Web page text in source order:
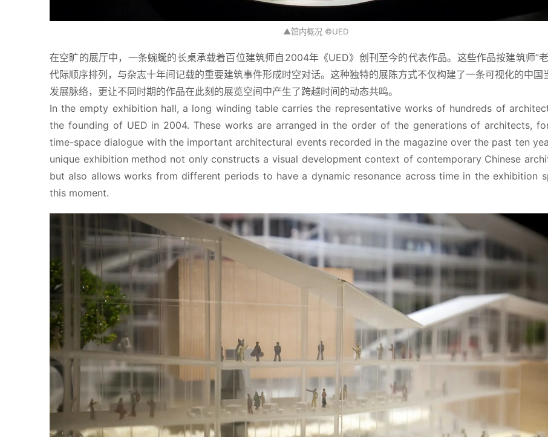
▲馆内概况 ©UED
在空旷的展厅中，一条蜿蜒的长桌承载着百位建筑师自2004年《UED》创刊至今的代表作品。这些作品按建筑师”
代际顺序排列，与杂志十年间记载的重要建筑事件形成时空对话。这种独特的展陈方式不仅构建了一条可视化的中国
发展脉络，更让不同时期的作品在此刻的展览空间中产生了跨越时间的动态共鸣。
In the empty exhibition hall, a long winding table carries the representative works of hundreds of
the founding of UED in 2004. These works are arranged in the order of the generations of architects,
time-space dialogue with the important architectural events recorded in the magazine over the past ten
unique exhibition method not only constructs a visual development context of contemporary Chinese
but also allows works from different periods to have a dynamic resonance across time in the exhibition
this moment.